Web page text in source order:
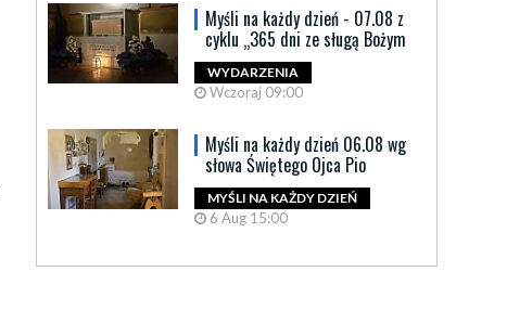
Myśli na każdy dzień - 07.08 z
cyklu „365 dni ze sługą Bożym
WYDARZENIA
Wczoraj 09:00
Myśli na każdy dzień 06.08 wg
słowa Świętego Ojca Pio
MYŚLI NA KAŻDY DZIEŃ
6 Aug 15:00